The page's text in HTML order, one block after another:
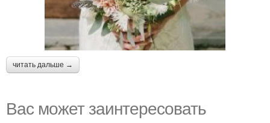
читать дальше →
Вас может заинтересовать